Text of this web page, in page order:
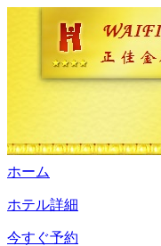
ホーム
ホテル詳細
今すぐ予約